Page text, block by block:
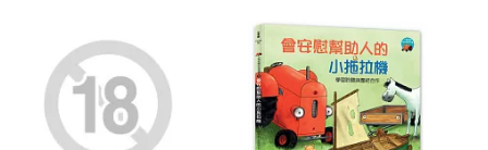
聯合報發行人王文杉(34)
（印度）泰戈爾(34)
重慶出版社(205) BIS(202)
現代出版社(200)